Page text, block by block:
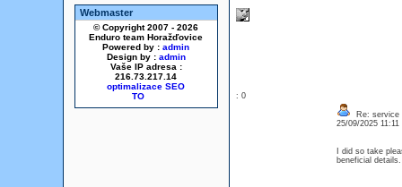
Webmaster
© Copyright 2007 - 2026
Enduro team Horažďovice
Powered by : admin
Design by : admin
Vaše IP adresa :
216.73.217.14
optimalizace SEO
: 0
Re: service
25/09/2025 11:11
I did so take
beneficial